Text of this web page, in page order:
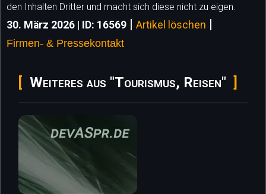
den Inhalten Dritter und macht sich diese nicht zu eigen.
30. März 2026 | ID: 16569 | Artikel löschen |
Firmen- & Pressekontakt
Weiteres aus "Tourismus, Reisen"